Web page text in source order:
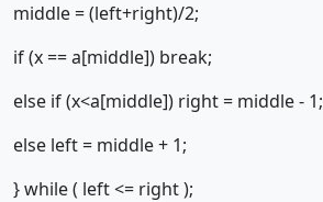
middle = (left+right)/2;
if (x == a[middle]) break;
else if (x<a[middle]) right = middle - 1;
else left = middle + 1;
} while ( left <= right );